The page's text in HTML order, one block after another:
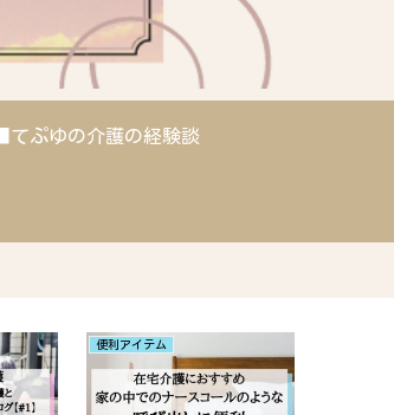
■てぷゆの介護の経験談
便利アイテム